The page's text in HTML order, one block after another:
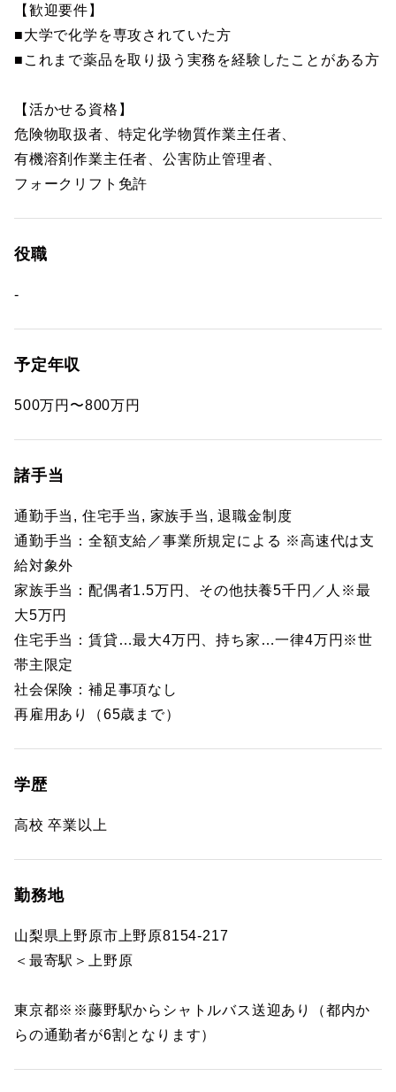
【歓迎要件】
■大学で化学を専攻されていた方
■これまで薬品を取り扱う実務を経験したことがある方
【活かせる資格】
危険物取扱者、特定化学物質作業主任者、
有機溶剤作業主任者、公害防止管理者、
フォークリフト免許
役職
-
予定年収
500万円〜800万円
諸手当
通勤手当, 住宅手当, 家族手当, 退職金制度
通勤手当：全額支給／事業所規定による ※高速代は支
給対象外
家族手当：配偶者1.5万円、その他扶養5千円／人※最
大5万円
住宅手当：賃貸…最大4万円、持ち家…一律4万円※世
帯主限定
社会保険：補足事項なし
再雇用あり（65歳まで）
学歴
高校 卒業以上
勤務地
山梨県上野原市上野原8154-217
＜最寄駅＞上野原
東京都※※藤野駅からシャトルバス送迎あり（都内か
らの通勤者が6割となります）